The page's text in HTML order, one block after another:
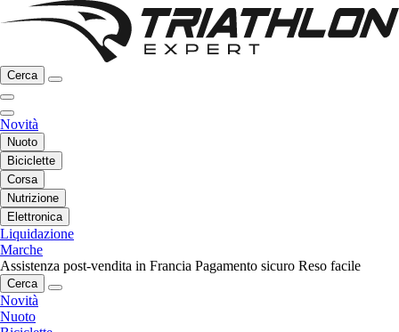
Cerca
Novità
Nuoto
Biciclette
Corsa
Nutrizione
Elettronica
Liquidazione
Marche
Assistenza post-vendita in Francia Pagamento sicuro Reso facile
Cerca
Novità
Nuoto